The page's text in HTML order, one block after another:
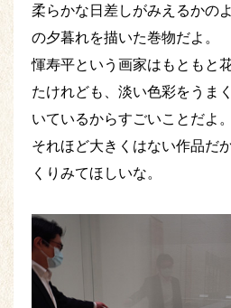
柔らかな日差しがみえるかの
の夕暮れを描いた巻物だよ。
惲寿平という画家はもともと
たけれども、淡い色彩をうま
いているからすごいことだよ。
それほど大きくはない作品だ
くりみてほしいな。